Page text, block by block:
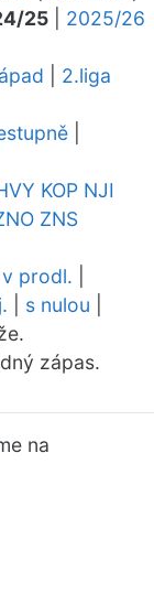
25
2025/26
2.liga
KOP NJI
ZNS
prodl.
s nulou
zápas.
na